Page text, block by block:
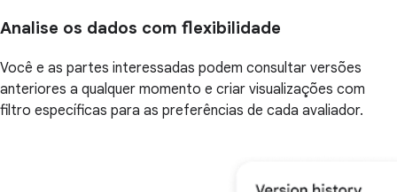
Analise os dados com flexibilidade
Você e as partes interessadas podem consultar versões
anteriores a qualquer momento e criar visualizações com
filtro específicas para as preferências de cada avaliador.